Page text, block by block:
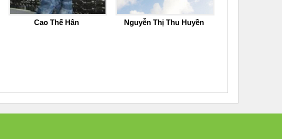
Cao Thế Hân Nguyễn Thị Thu Huyền